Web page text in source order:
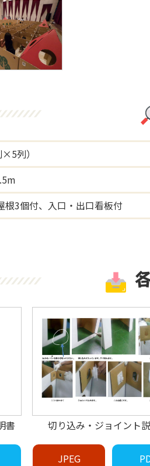
列）
根3個付、入口・出口看板付
書 切り込み・ジョイント
JPEG